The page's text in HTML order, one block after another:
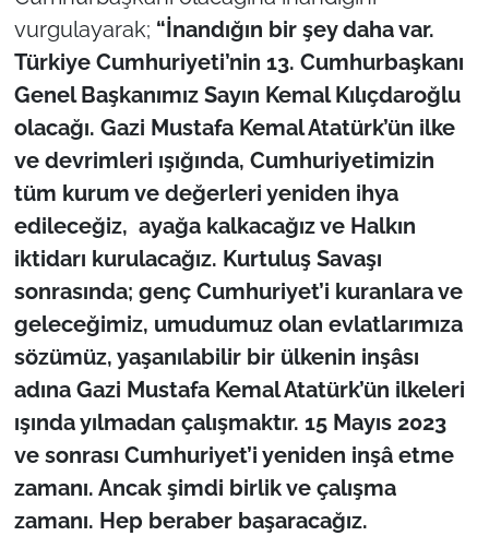
vurgulayarak; “İnandığın bir şey daha var.
Türkiye Cumhuriyeti’nin 13. Cumhurbaşkanı
Genel Başkanımız Sayın Kemal Kılıçdaroğlu
olacağı. Gazi Mustafa Kemal Atatürk’ün ilke
ve devrimleri ışığında, Cumhuriyetimizin
tüm kurum ve değerleri yeniden ihya
edileceğiz, ayağa kalkacağız ve Halkın
iktidarı kurulacağız. Kurtuluş Savaşı
sonrasında; genç Cumhuriyet’i kuranlara ve
geleceğimiz, umudumuz olan evlatlarımıza
sözümüz, yaşanılabilir bir ülkenin inşâsı
adına Gazi Mustafa Kemal Atatürk’ün ilkeleri
ışında yılmadan çalışmaktır. 15 Mayıs 2023
ve sonrası Cumhuriyet’i yeniden inşâ etme
zamanı. Ancak şimdi birlik ve çalışma
zamanı. Hep beraber başaracağız.